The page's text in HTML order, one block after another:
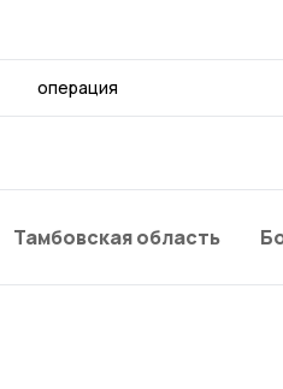
операция
Тамбовская область